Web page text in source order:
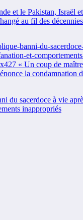
et le Pakistan, Israël
au fil des décennies
du sacerdoce à vie
inappropriés